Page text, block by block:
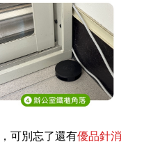
，可別忘了還有優品針消